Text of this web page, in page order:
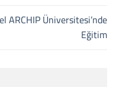
ARCHIP Üniversitesi’nde
Eğitim